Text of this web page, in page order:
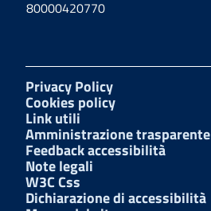
80000420770
Privacy Policy
Cookies policy
Link utili
Amministrazione trasparente
Feedback accessibilità
Note legali
W3C Css
Dichiarazione di accessibilità